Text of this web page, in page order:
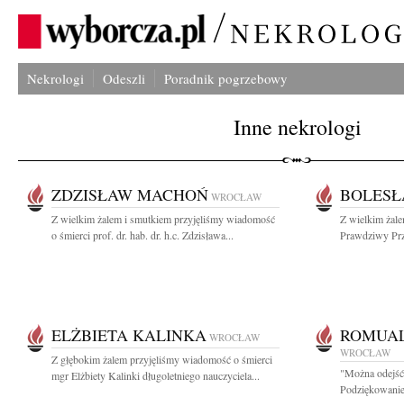
Nekrologi Odeszli Poradnik pogrzebowy
Inne nekrologi
ZDZISŁAW MACHOŃ WROCŁAW
Z wielkim żalem i smutkiem przyjęliśmy wiadomość
o śmierci prof. dr. hab. dr. h.c. Zdzisława...
Z wielkim
Prawdziwy
ELŻBIETA KALINKA WROCŁAW
Z głębokim żalem przyjęliśmy wiadomość o śmierci
mgr Elżbiety Kalinki długoletniego nauczyciela...
WROCŁAW
"Można